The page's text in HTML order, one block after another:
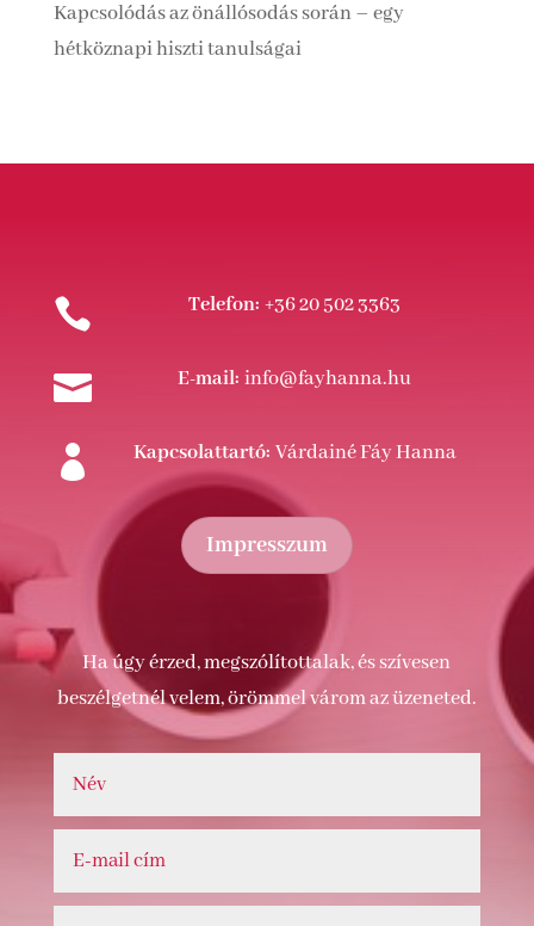
Kapcsolódás az önállósodás során – egy
hétköznapi hiszti tanulságai
 Telefon: +36 20 502 3363
 E-mail: info@fayhanna.hu
 Kapcsolattartó: Várdainé Fáy Hanna
Impresszum
Ha úgy érzed, megszólítottalak, és szívesen
beszélgetnél velem, örömmel várom az üzeneted.